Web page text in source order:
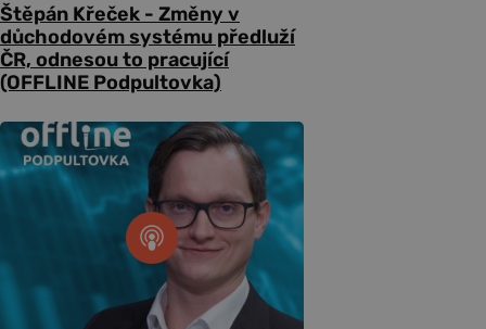
Štěpán Křeček - Změny v
důchodovém systému předluží
ČR, odnesou to pracující
(OFFLINE Podpultovka)